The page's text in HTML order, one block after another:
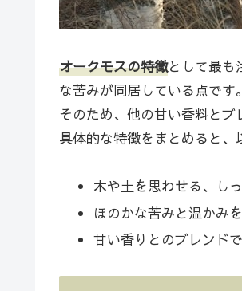
オークモスの特徴として最も
な苦みが同居している点です。
そのため、他の甘い香料とブ
具体的な特徴をまとめると、
木や土を思わせる、し
ほのかな苦みと温かみ
甘い香りとのブレンド